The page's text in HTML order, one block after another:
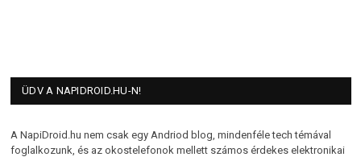
ÜDV A NAPIDROID.HU-N!
A NapiDroid.hu nem csak egy Andriod blog, mindenféle tech témával
foglalkozunk, és az okostelefonok mellett számos érdekes elektronikai